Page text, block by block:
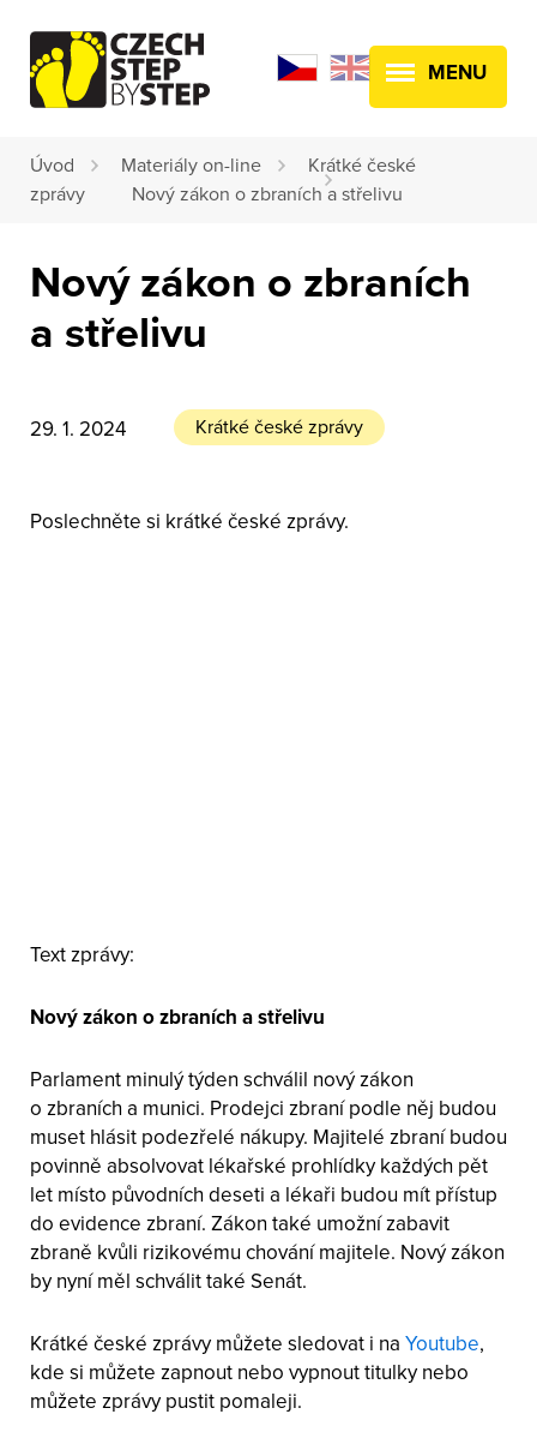
MENU
Úvod Materiály on-line
Krátké české
zprávy
Nový zákon o zbraních a střelivu
Nový zákon o zbraních
a střelivu
29. 1. 2024 Krátké české zprávy
Poslechněte si krátké české zprávy.
Text zprávy:
Nový zákon o zbraních a střelivu
Parlament minulý týden schválil nový zákon
o zbraních a munici. Prodejci zbraní podle něj budou
muset hlásit podezřelé nákupy. Majitelé zbraní budou
povinně absolvovat lékařské prohlídky každých pět
let místo původních deseti a lékaři budou mít přístup
do evidence zbraní. Zákon také umožní zabavit
zbraně kvůli rizikovému chování majitele. Nový zákon
by nyní měl schválit také Senát.
Krátké české zprávy můžete sledovat i na Youtube,
kde si můžete zapnout nebo vypnout titulky nebo
můžete zprávy pustit pomaleji.